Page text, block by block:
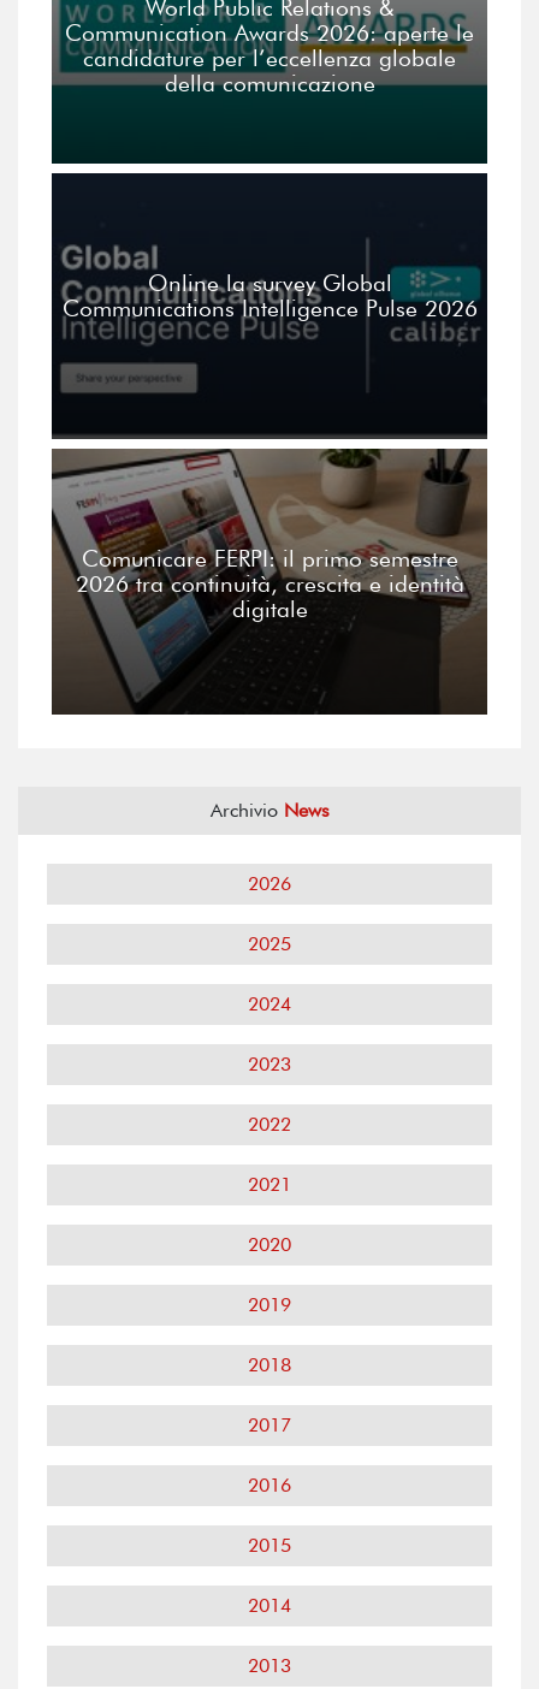
World Public Relations &
Communication Awards 2026: aperte le
candidature per l’eccellenza globale
della comunicazione
Online la survey Global
Communications Intelligence Pulse 2026
Comunicare FERPI: il primo semestre
2026 tra continuità, crescita e identità
digitale
Archivio News
2026
2025
2024
2023
2022
2021
2020
2019
2018
2017
2016
2015
2014
2013